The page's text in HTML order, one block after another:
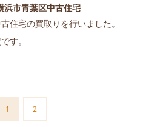
浜市青葉区中古住宅
住宅の買取りを行いました。
す。
1 2